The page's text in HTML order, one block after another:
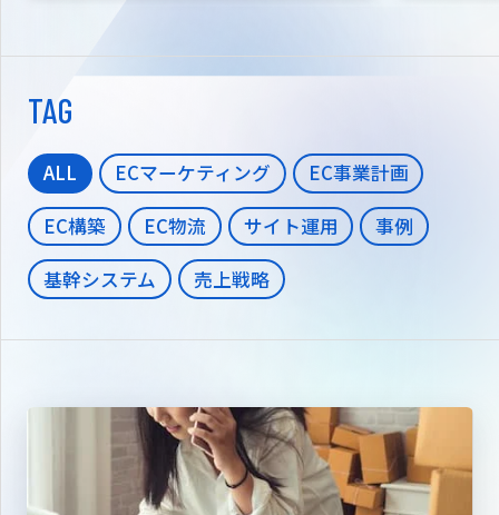
TAG
ALL ECマーケティング
EC事業計画
EC構築
EC物流 サイト運用
事例
基幹システム
売上戦略